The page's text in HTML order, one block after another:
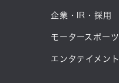
企業・IR・採用
モータースポーツ
エンタテイメント